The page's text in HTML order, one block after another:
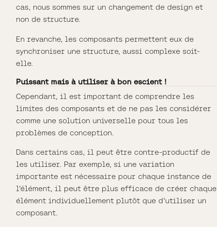
cas, nous sommes sur un changement de design et
non de structure.
En revanche, les composants permettent eux de
synchroniser une structure, aussi complexe soit-
elle.
Puissant mais à utiliser à bon escient !
Cependant, il est important de comprendre les
limites des composants et de ne pas les considérer
comme une solution universelle pour tous les
problèmes de conception.
Dans certains cas, il peut être contre-productif de
les utiliser. Par exemple, si une variation
importante est nécessaire pour chaque instance de
l'élément, il peut être plus efficace de créer chaque
élément individuellement plutôt que d'utiliser un
composant.